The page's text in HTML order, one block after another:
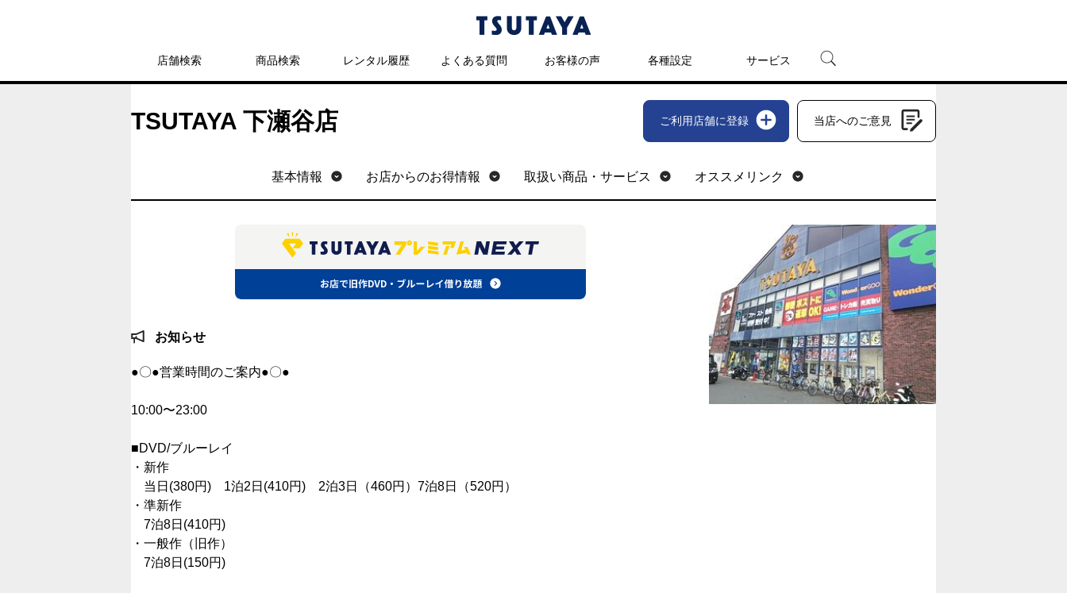
店舗検索 商品検索 レンタル履歴 よくある質問 お客様の声 各種設定 サービス
宅配レンタル
オンラインゲーム
蔦屋書店
TSUTAYA 下瀬谷店 ご利用店舗に登録 当店へのご意見
基本情報 お店からのお得情報 取扱い商品・サービス オススメリンク
お知らせ
●〇●営業時間のご案内●〇●
10:00〜23:00
■DVD/ブルーレイ
・新作
当日(380円) 1泊2日(410円) 2泊3日（460円）7泊8日（520円）
・準新作
7泊8日(410円)
・一般作（旧作）
7泊8日(150円)